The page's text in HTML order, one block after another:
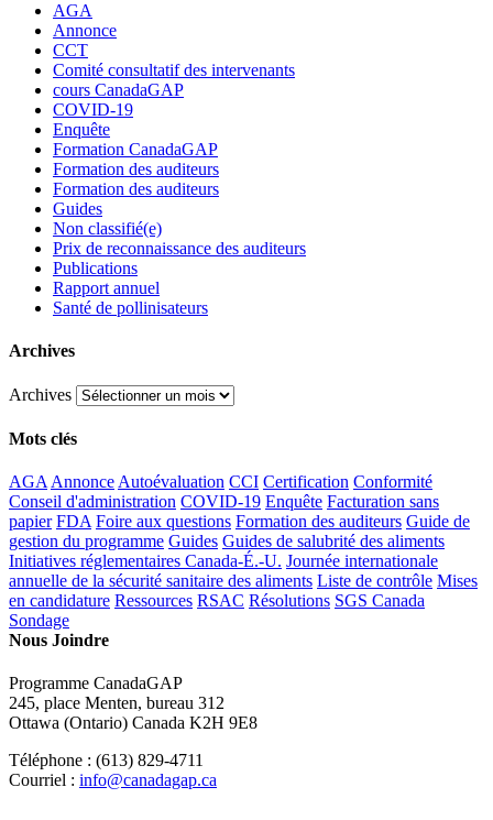
AGA
Annonce
CCT
Comité consultatif des intervenants
cours CanadaGAP
COVID-19
Enquête
Formation CanadaGAP
Formation des auditeurs
Formation des auditeurs
Guides
Non classifié(e)
Prix de reconnaissance des auditeurs
Publications
Rapport annuel
Santé de pollinisateurs
Archives
Archives
Mots clés
AGA Annonce Autoévaluation CCI Certification Conformité
Conseil d'administration COVID-19 Enquête Facturation sans
papier FDA Foire aux questions Formation des auditeurs Guide de
gestion du programme Guides Guides de salubrité des aliments
Initiatives réglementaires Canada-É.-U. Journée internationale
annuelle de la sécurité sanitaire des aliments Liste de contrôle Mises
en candidature Ressources RSAC Résolutions SGS Canada
Sondage
Nous Joindre
Programme CanadaGAP
245, place Menten, bureau 312
Ottawa (Ontario) Canada K2H 9E8
Téléphone : (613) 829-4711
Courriel : info@canadagap.ca